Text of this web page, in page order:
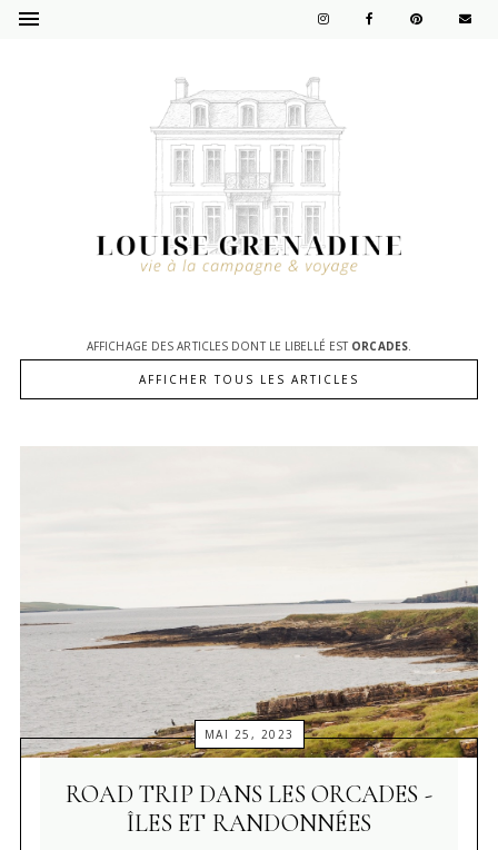
AFFICHAGE DES ARTICLES DONT LE LIBELLÉ EST ORCADES.
AFFICHER TOUS LES ARTICLES
MAI 25, 2023
ROAD TRIP DANS LES ORCADES -
ÎLES ET RANDONNÉES